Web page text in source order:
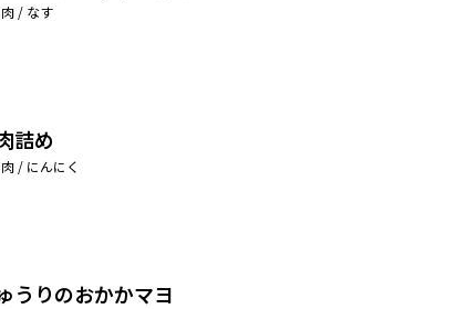
/ なす
詰め
/ にんにく
うりのおかかマヨ